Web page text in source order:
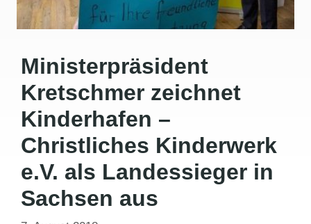
Ministerpräsident
Kretschmer zeichnet
Kinderhafen –
Christliches Kinderwerk
e.V. als Landessieger in
Sachsen aus